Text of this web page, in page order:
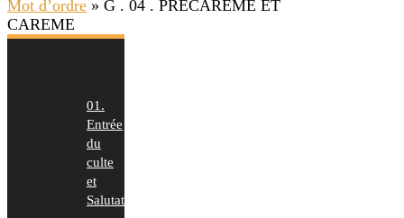
Mot d’ordre » G . 04 . PRECAREME ET
CAREME
01.
Entrée
du
culte
et
Salutation